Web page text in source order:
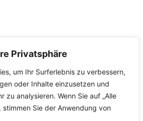
Privatsphäre
um Ihr Surferlebnis zu verbessern,
oder Inhalte einzusetzen und
zu analysieren. Wenn Sie auf „Alle
Sie der Anwendung von
vorbehalten.